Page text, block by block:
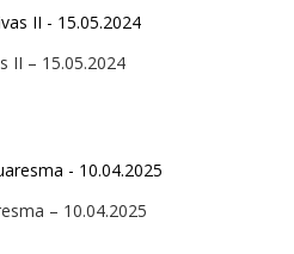
últimos
II – 15.05.2024
– 10.04.2025